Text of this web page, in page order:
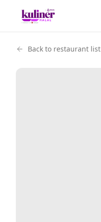
Back to restaurant list